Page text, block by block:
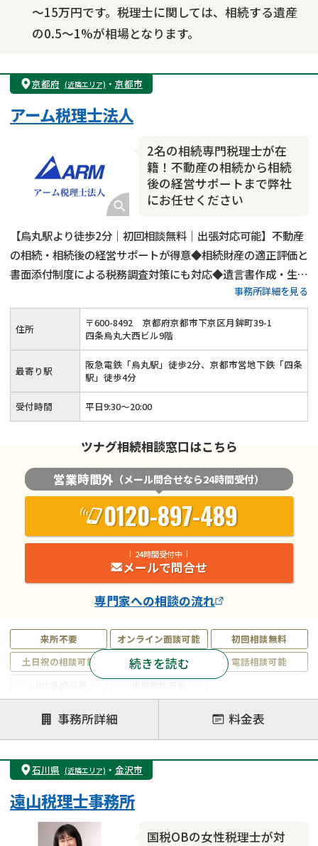
～15万円です。税理士に関しては、相続する遺産
の0.5～1%が相場となります。
京都府 (近隣エリア) ・ 京都市
2名の相続専門税理士が在
籍！不動産の相続から相続
後の経営サポートまで弊社
にお任せください
アーム税理士法人
【烏丸駅より徒歩2分｜初回相談無料｜出張対応可能】不動産
の相続・相続後の経営サポートが得意◆相続財産の適正評価と
書面添付制度による税務調査対策にも対応◆遺言書作成・生前
贈与といった生前対策も可能◆相続税の節税とお客様の思いの
両立を全力でサポートさせていただきます！
事務所詳細を見る
来所不要 オンライン面談可能
初回相談無料
土日祝の相談可能
19時以降電話可能
電話相談可能
注力案件
遺言書作成・遺言執行
相続放棄
相続登記
遺産分割
遺留分侵害額請求
相続税申告
相続手続き
銀行手続き
成年後見・任意後見
相続人調査
続きを読む
住所 〒600-8492
京都府京都市下京区月鉾町39-1
四条烏丸大西ビル9階
最寄り駅
阪急電鉄「烏丸駅」徒歩2分、京都市営地下鉄「四条
駅」徒歩4分
受付時間 平日9:30～20:00
ツナグ相続相談窓口はこちら
営業時間外 （メール問合せなら24時間受付）
0120-897-489
24時間受付中
メールで問合せ
専門家への相談の流れ
事務所詳細 料金表
石川県 (近隣エリア) ・ 金沢市
国税OBの女性税理士が対
遠山税理士事務所